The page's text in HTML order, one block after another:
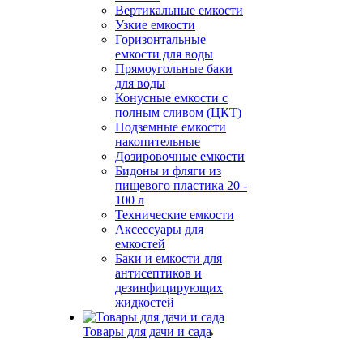
Вертикальные емкости
Узкие емкости
Горизонтальные
емкости для воды
Прямоугольные баки
для воды
Конусные емкости с
полным сливом (ЦКТ)
Подземные емкости
накопительные
Дозировочные емкости
Бидоны и фляги из
пищевого пластика 20 -
100 л
Технические емкости
Аксессуары для
емкостей
Баки и емкости для
антисептиков и
дезинфицирующих
жидкостей
Товары для дачи и сада